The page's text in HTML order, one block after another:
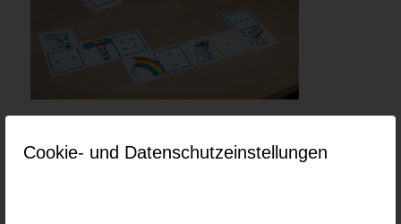
Cookie- und Datenschutzeinstellungen
0